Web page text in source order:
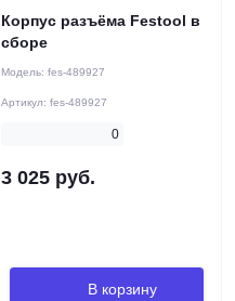
Корпус разъёма Festool в
сборе
Модель: fes-489927
Артикул: fes-489927
0
3 025 руб.
В корзину